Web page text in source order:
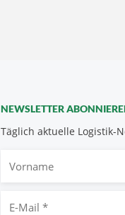
NEWSLETTER
Täglich aktuelle Logistik-